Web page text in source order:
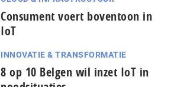
Consument voert boventoon in
IoT
INNOVATIE & TRANSFORMATIE
8 op 10 Belgen wil inzet IoT in